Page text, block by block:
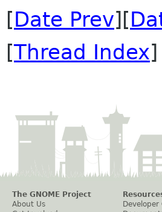
[Date Prev][
[Thread Index
The GNOME Project
About Us
Developer